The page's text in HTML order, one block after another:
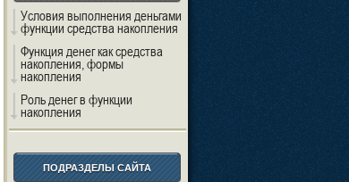
Условия выполнения деньгами
функции средства накопления
Функция денег как средства
накопления, формы
накопления
Роль денег в функции
накопления
ПОДРАЗДЕЛЫ САЙТА